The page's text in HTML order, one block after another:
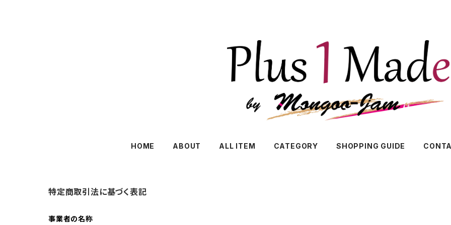
HOME ABOUT ALL ITEM CATEGORY SHOPPING GUIDE
特定商取引法に基づく表記
事業者の名称